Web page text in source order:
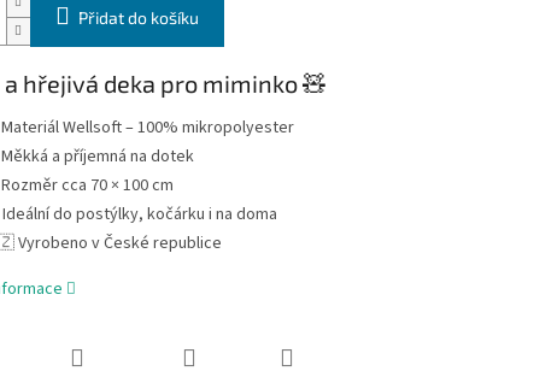
Přidat do košíku
a hřejivá deka pro miminko 🧸
Wellsoft – 100% mikropolyester
a příjemná na dotek
cca 70 × 100 cm
do postýlky, kočárku i na doma
Vyrobeno v České republice